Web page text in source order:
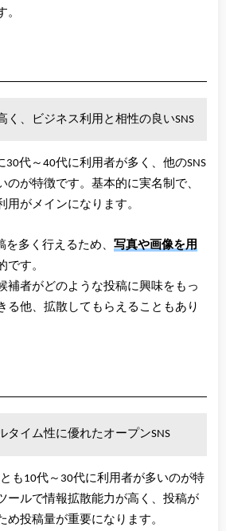
。
く、ビジネス利用と相性の良いSNS
30代～40代に利用者が多く、他のSNS
のが特徴です。基本的に実名制で、
用がメインになります。
を多く行えるため、 写真や画像を用
です。
補者がどのような投稿に興味をもっ
る他、拡散してもらえることもあり
タイム性に優れたオープンSNS
も10代～30代に利用者が多いのが特
ールで情報拡散能力が高く、投稿が
め投稿量が重要になります。